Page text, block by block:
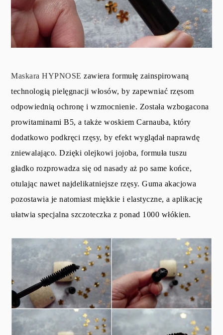
Maskara HYPNOSEzawiera formułę zainspirowaną
technologią pielęgnacji włosów, by zapewniać rzęsom
odpowiednią ochronę i wzmocnienie. Została wzbogacona
prowitaminami B5, a także woskiem Carnauba, który
dodatkowo podkręci rzęsy, by efekt wyglądał naprawdę
zniewalająco. Dzięki olejkowi jojoba, formuła tuszu
gładko rozprowadza się od nasady aż po same końce,
otulając nawet najdelikatniejsze rzęsy. Guma akacjowa
pozostawia je natomiast miękkie i elastyczne, a aplikację
ułatwia specjalna szczoteczka z ponad 1000 włókien.